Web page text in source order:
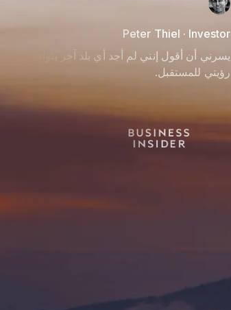
Peter Thiel · Investor
يسرني أن أقول إنني لم أجد أي بلد آخر يتوافق أكثر
رؤيتي للمستقبل.